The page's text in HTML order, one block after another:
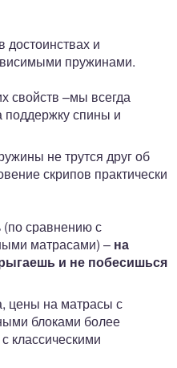
достоинствах и
пружинами.
свойств –мы всегда
спины и
не трутся друг об
скрипов практически
сравнению с
матрасами) – на
и не побесишься
цены на матрасы с
блоками более
классическими